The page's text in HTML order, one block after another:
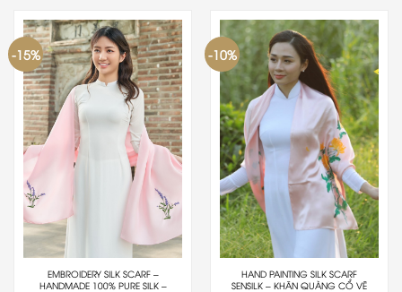
-15%
EMBROIDERY SILK SCARF –
HANDMADE 100% PURE SILK –
-10%
HAND PAINTING SILK SCARF
SENSILK – KHĂN QUÀNG CỔ VẼ